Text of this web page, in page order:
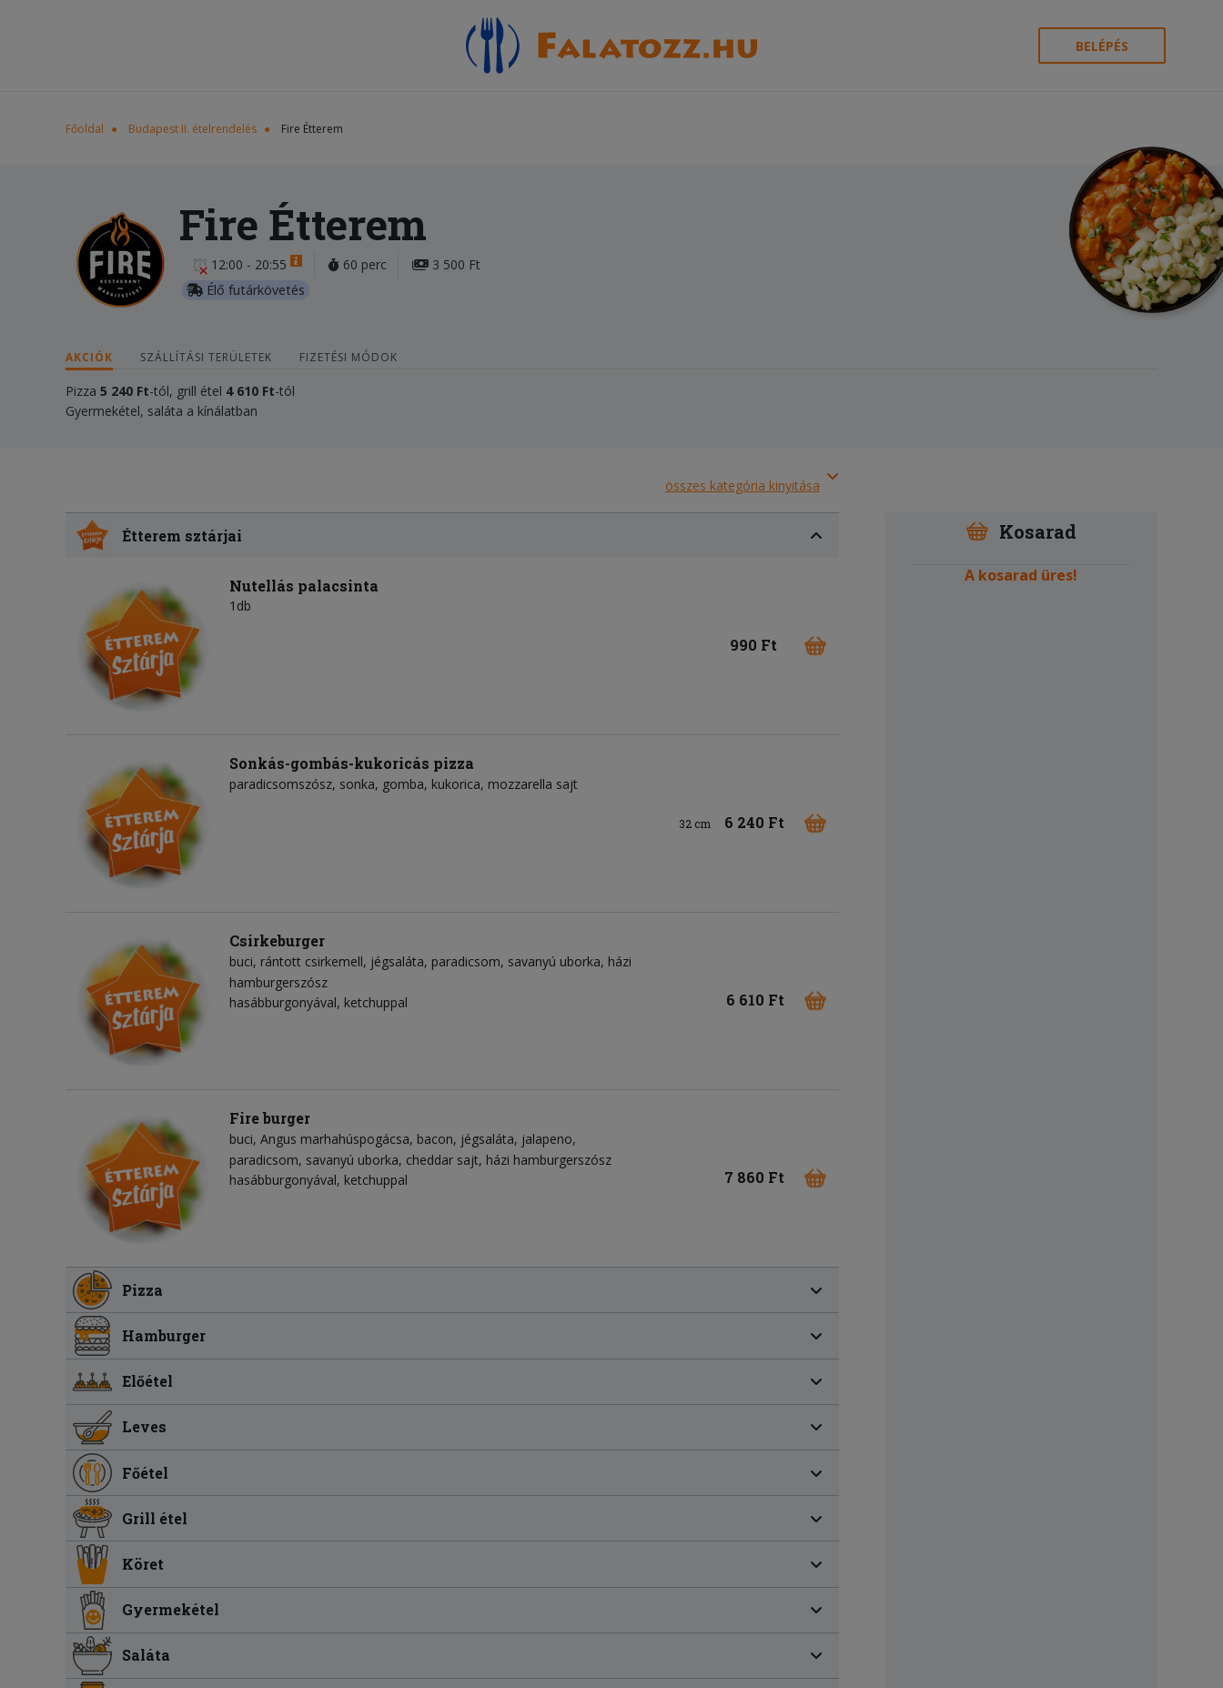
BELÉPÉS
Főoldal Budapest II. ételrendelés Fire Étterem
Fire Étterem
12:00 - 20:55 60 perc
3 500 Ft
Élő futárkövetés
AKCIÓK SZÁLLÍTÁSI TERÜLETEK FIZETÉSI MÓDOK
Pizza 5 240 Ft-tól, grill étel 4 610 Ft-tól
Gyermekétel, saláta a kínálatban
összes kategória kinyitása
Étterem sztárjai
Nutellás palacsinta
1db
990 Ft
Sonkás-gombás-kukoricás pizza
paradicsomszósz sonka gomba kukorica mozzarella sajt
32 cm 6 240 Ft
Csirkeburger
buci rántott csirkemell jégsaláta paradicsom savanyú uborka házi
hamburgerszósz
hasábburgonyával, ketchuppal
6 610 Ft
Fire burger
buci Angus marhahúspogácsa bacon jégsaláta jalapeno
paradicsom savanyú uborka cheddar sajt házi hamburgerszósz
hasábburgonyával, ketchuppal
7 860 Ft
Pizza
Hamburger
Előétel
Leves
Főétel
Grill étel
Köret
Gyermekétel
Saláta
Kosarad
A kosarad üres!